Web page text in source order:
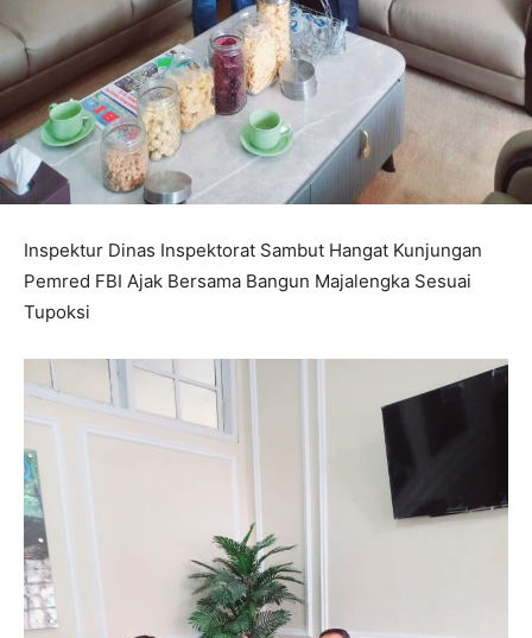
Inspektur Dinas Inspektorat Sambut Hangat Kunjungan
Pemred FBI Ajak Bersama Bangun Majalengka Sesuai
Tupoksi